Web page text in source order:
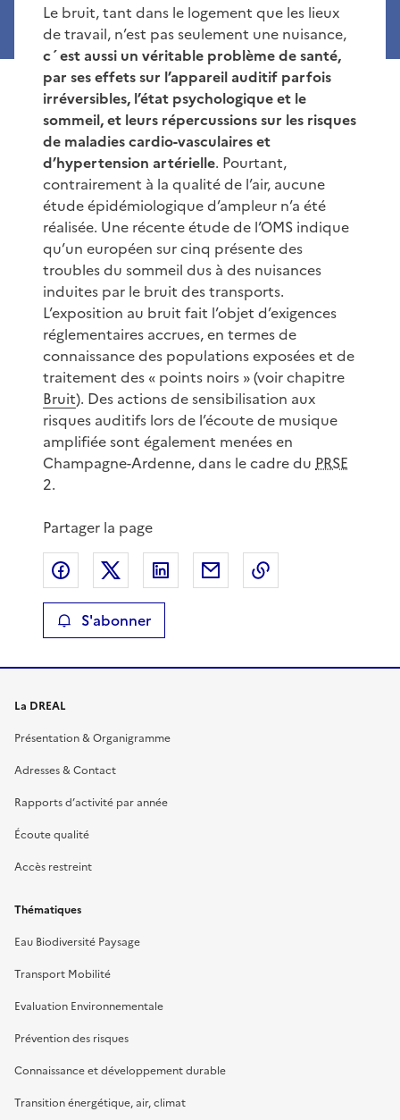
Le bruit, tant dans le logement que les lieux
de travail, n’est pas seulement une nuisance,
c´est aussi un véritable problème de santé,
par ses effets sur l’appareil auditif parfois
irréversibles, l’état psychologique et le
sommeil, et leurs répercussions sur les risques
de maladies cardio-vasculaires et
d’hypertension artérielle. Pourtant,
contrairement à la qualité de l’air, aucune
étude épidémiologique d’ampleur n’a été
réalisée. Une récente étude de l’OMS indique
qu’un européen sur cinq présente des
troubles du sommeil dus à des nuisances
induites par le bruit des transports.
L’exposition au bruit fait l’objet d’exigences
réglementaires accrues, en termes de
connaissance des populations exposées et de
traitement des « points noirs » (voir chapitre
Bruit). Des actions de sensibilisation aux
risques auditifs lors de l’écoute de musique
amplifiée sont également menées en
Champagne-Ardenne, dans le cadre du PRSE
2.
Partager la page
Partager sur Facebook
Partager sur XPartager sur LinkedIn
Partager par email
S'abonner
La DREAL
Présentation & Organigramme
Adresses & Contact
Rapports d’activité par année
Écoute qualité
Accès restreint
Thématiques
Eau Biodiversité Paysage
Transport Mobilité
Evaluation Environnementale
Prévention des risques
Connaissance et développement durable
Transition énergétique, air, climat